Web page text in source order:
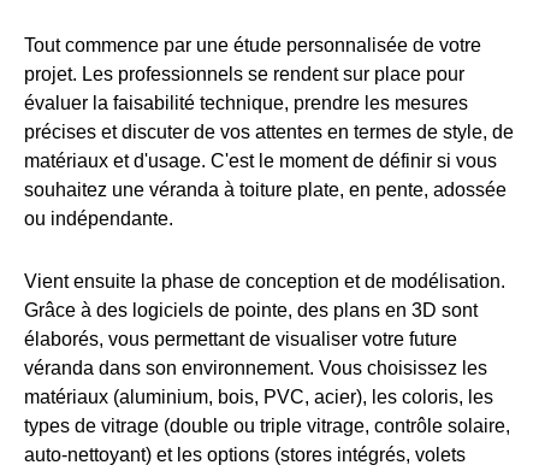
Tout commence par une étude personnalisée de votre
projet. Les professionnels se rendent sur place pour
évaluer la faisabilité technique, prendre les mesures
précises et discuter de vos attentes en termes de style, de
matériaux et d'usage. C'est le moment de définir si vous
souhaitez une véranda à toiture plate, en pente, adossée
ou indépendante.
Vient ensuite la phase de conception et de modélisation.
Grâce à des logiciels de pointe, des plans en 3D sont
élaborés, vous permettant de visualiser votre future
véranda dans son environnement. Vous choisissez les
matériaux (aluminium, bois, PVC, acier), les coloris, les
types de vitrage (double ou triple vitrage, contrôle solaire,
auto-nettoyant) et les options (stores intégrés, volets